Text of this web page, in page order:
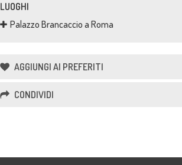
LUOGHI
Palazzo Brancaccio a Roma
AGGIUNGI AI PREFERITI
CONDIVIDI